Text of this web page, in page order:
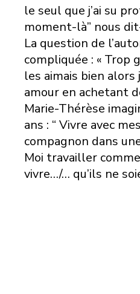
le seul que j’ai su
moment-là” nous
La question de
compliquée : « Trop
les aimais bien
amour en achetant
Marie-Thérèse
ans : “ Vivre avec
compagnon dans
Moi travailler
vivre…/… qu’ils ne